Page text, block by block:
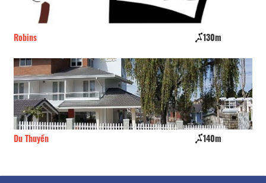
Robins 130m
Du Thuyền 140m